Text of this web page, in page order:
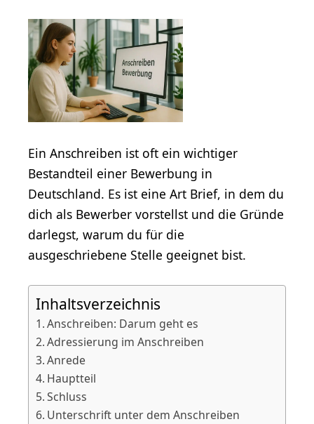
Ein Anschreiben ist oft ein wichtiger
Bestandteil einer Bewerbung in
Deutschland. Es ist eine Art Brief, in dem du
dich als Bewerber vorstellst und die Gründe
darlegst, warum du für die
ausgeschriebene Stelle geeignet bist.
Inhaltsverzeichnis
Anschreiben: Darum geht es
Adressierung im Anschreiben
Anrede
Hauptteil
Schluss
Unterschrift unter dem Anschreiben